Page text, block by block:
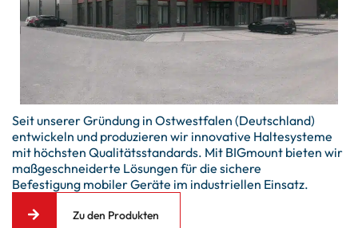
Seit unserer Gründung in Ostwestfalen (Deutschland)
entwickeln und produzieren wir innovative Haltesysteme
mit höchsten Qualitätsstandards. Mit BIGmount bieten wir
maßgeschneiderte Lösungen für die sichere
Befestigung mobiler Geräte im industriellen Einsatz.
Zu den Produkten